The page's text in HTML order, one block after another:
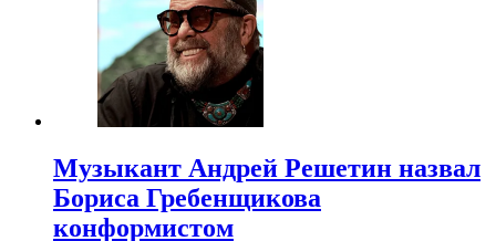
Музыкант Андрей Решетин назвал
Бориса Гребенщикова
конформистом